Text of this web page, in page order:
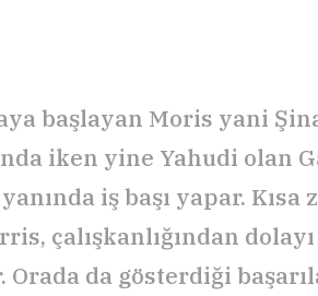
başlayan Moris yani
iken yine Yahudi olan
iş başı yapar.
çalışkanlığından
Orada da gösterdiği